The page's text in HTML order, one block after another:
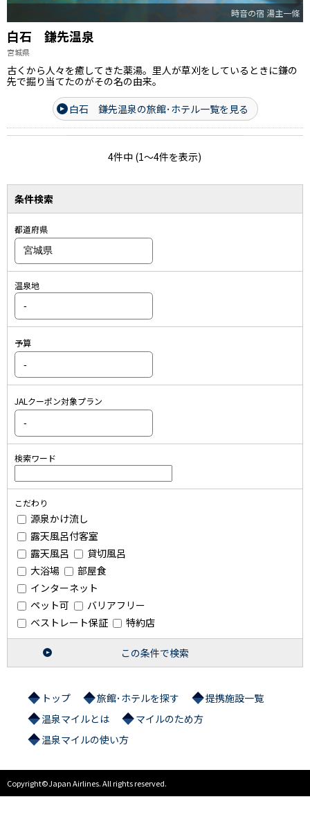
時音の宿 湯主一條
白石 鎌先温泉
宮城県
古くから人々を癒してきた薬湯。里人が草刈をしているときに鎌の
先で掘り当てたのがその名の由来。
白石 鎌先温泉の旅館･ホテル一覧を見る
4件中 (1～4件を表示)
条件検索
都道府県
温泉地
予算
JALクーポン対象プラン
検索ワード
こだわり
源泉かけ流し
露天風呂付客室
露天風呂
貸切風呂
大浴場
部屋食
インターネット
ペット可
バリアフリー
ベストレート保証
特約店
この条件で検索
トップ 旅館･ホテルを探す
提携施設一覧
温泉マイルとは
マイルのため方
温泉マイルの使い方
Copyright©Japan Airlines. All rights reserved.